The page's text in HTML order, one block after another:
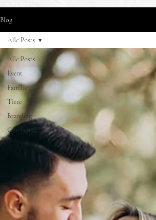
Blog
Alle Posts
Event
Familie
Tiere
Branding
Geschenke
Alle Posts